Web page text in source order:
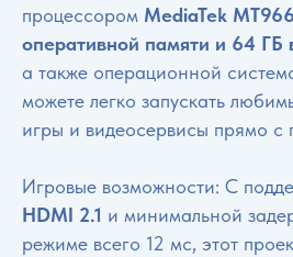
процессором MediaTek
оперативной памяти и 64 ГБ
а также операционной
можете легко запускать
игры и видеосервисы прямо с
Игровые возможности: С
HDMI 2.1 и минимальной
режиме всего 12 мс, этот